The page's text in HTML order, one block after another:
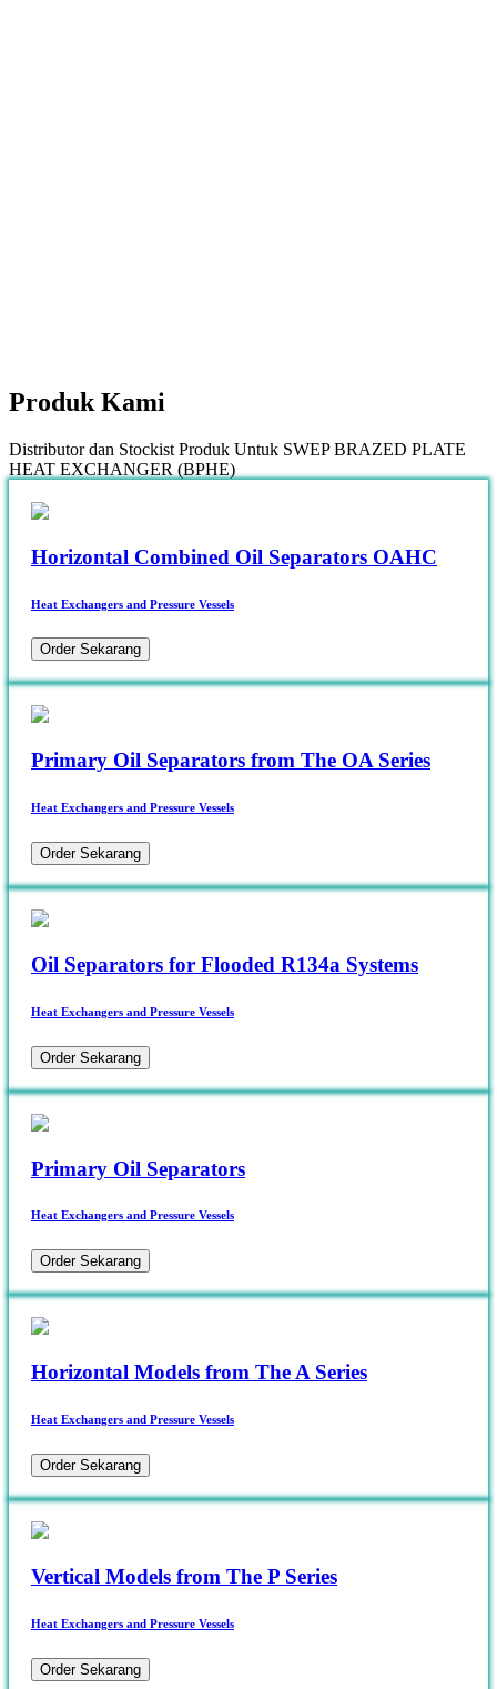
Produk Kami
Distributor dan Stockist Produk Untuk SWEP BRAZED PLATE
HEAT EXCHANGER (BPHE)
Horizontal Combined Oil Separators OAHC
Heat Exchangers and Pressure Vessels
Order Sekarang
Primary Oil Separators from The OA Series
Heat Exchangers and Pressure Vessels
Order Sekarang
Oil Separators for Flooded R134a Systems
Heat Exchangers and Pressure Vessels
Order Sekarang
Primary Oil Separators
Heat Exchangers and Pressure Vessels
Order Sekarang
Horizontal Models from The A Series
Heat Exchangers and Pressure Vessels
Order Sekarang
Vertical Models from The P Series
Heat Exchangers and Pressure Vessels
Order Sekarang